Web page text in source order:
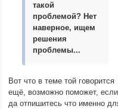
такой
проблемой? Нет
наверное, ищем
решения
проблемы...
Вот что в теме той говорится
ещё, возможно поможет, если
да отпишитесь что именно